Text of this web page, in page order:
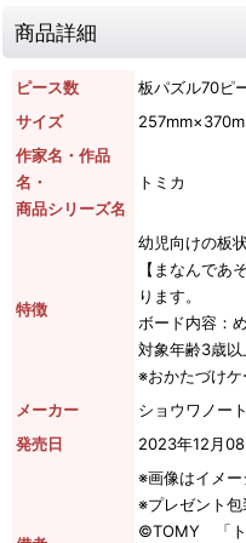
商品詳細
ピース数
板パズル70ピ
サイズ
作家名・作品
名・
商品シリーズ名
トミカ
特徴
幼児向けの板
【まなんであ
ります。
ボード内容：
対象年齢3歳以
※おかたづけケ
メーカー
ショウワノー
発売日
2023年12月08
※画像はイメー
※プレゼント包
©TOMY 「ト